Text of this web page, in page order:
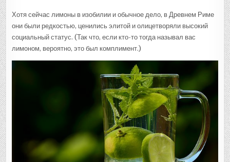
Хотя сейчас лимоны в изобилии и обычное дело, в Древнем Риме
они были редкостью, ценились элитой и олицетворяли высокий
социальный статус. (Так что, если кто-то тогда называл вас
лимоном, вероятно, это был комплимент.)